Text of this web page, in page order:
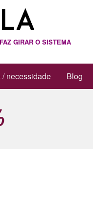
FAZ GIRAR O SISTEMA
necessidade Blog